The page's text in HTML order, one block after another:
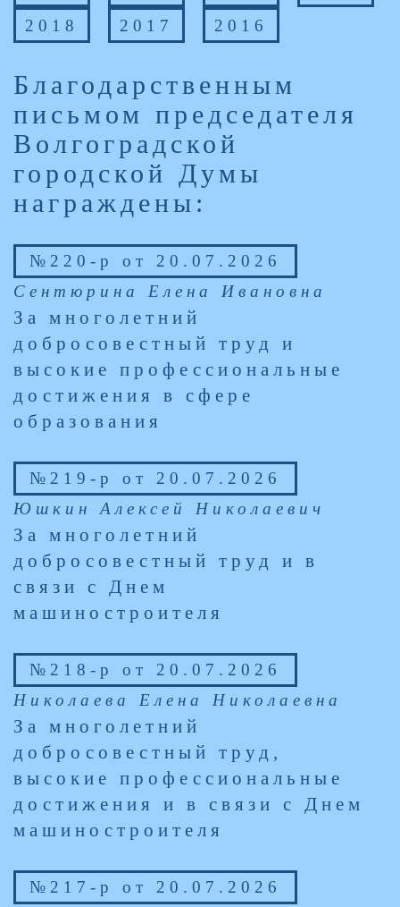
2018
2017 2016
Благодарственным
письмом председателя
Волгоградской
городской Думы
награждены:
№220-р от 20.07.2026
Сентюрина Елена Ивановна
За многолетний
добросовестный труд и
высокие профессиональные
достижения в сфере
образования
№219-р от 20.07.2026
Юшкин Алексей Николаевич
За многолетний
добросовестный труд и в
связи с Днем
машиностроителя
№218-р от 20.07.2026
Николаева Елена Николаевна
За многолетний
добросовестный труд,
высокие профессиональные
достижения и в связи с Днем
машиностроителя
№217-р от 20.07.2026